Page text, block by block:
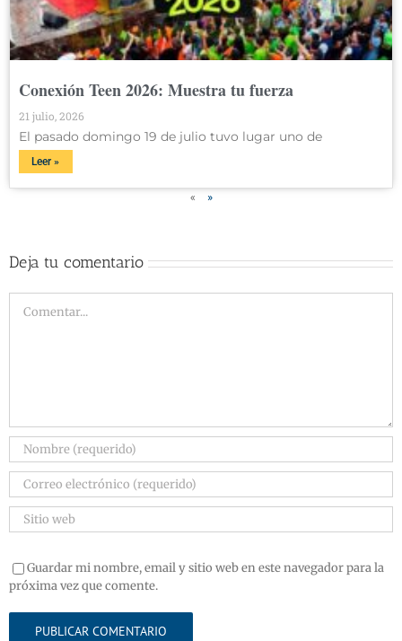
Conexión Teen 2026: Muestra tu fuerza
21 julio, 2026
El pasado domingo 19 de julio tuvo lugar uno de
Leer »
« »
Deja tu comentario
Guardar mi nombre, email y sitio web en este navegador para la
próxima vez que comente.